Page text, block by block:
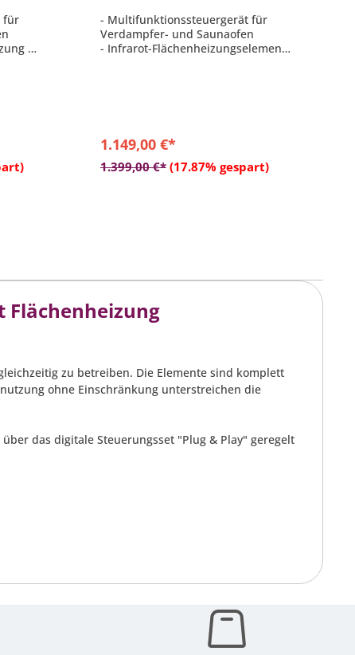
für
- Multifunktionssteuergerät für
Verdampfer- und Saunaofen
- Infrarot-Flächenheizungselemente
1.149,00 €*
1.399,00 €* (17.87% gespart)
In den Warenkorb
zu betreiben. Die Elemente sind komplett
ohne Einschränkung unterstreichen die
das digitale Steuerungsset "Plug & Play" geregelt